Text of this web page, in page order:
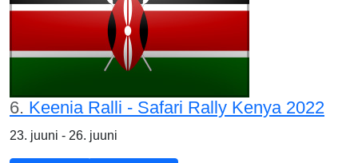
6. Keenia Ralli - Safari Rally Kenya 2022
23. juuni - 26. juuni